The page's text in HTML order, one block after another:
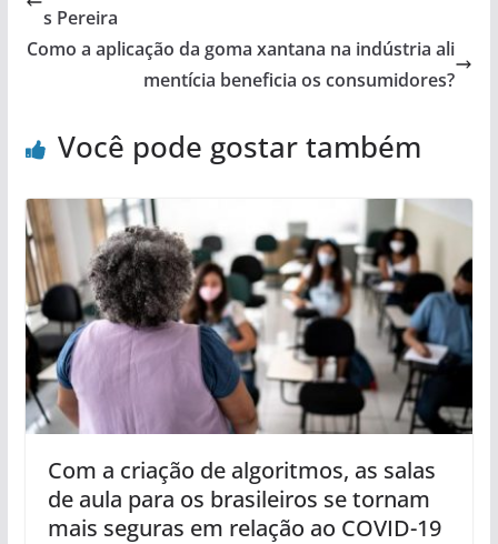
s Pereira
Como a aplicação da goma xantana na indústria ali
mentícia beneficia os consumidores?
Você pode gostar também
Com a criação de algoritmos, as salas
de aula para os brasileiros se tornam
mais seguras em relação ao COVID-19